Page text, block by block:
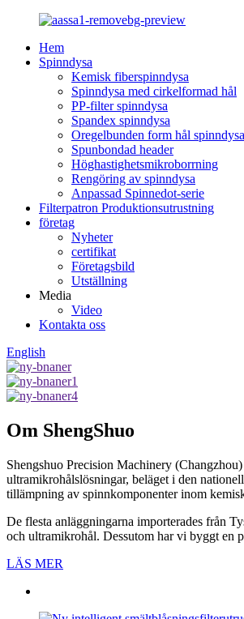
Hem
Spinndysa
Kemisk fiberspinndysa
Spinndysa med cirkelformad hål
PP-filter spinndysa
Spandex spinndysa
Oregelbunden form hål spinndysa
Spunbondad header
Höghastighetsmikroborrning
Rengöring av spinndysa
Anpassad Spinnedot-serie
Filterpatron Produktionsutrustning
företag
Nyheter
certifikat
Företagsbild
Utställning
Media
Video
Kontakta oss
English
Om ShengShuo
Shengshuo Precision Machinery
ultramikrohålslösningar, beläget i den
tillämpning av spinnkomponenter inom
De flesta anläggningarna importerades från
och ultramikrohål. Dessutom har vi byggt en
LÄS MER